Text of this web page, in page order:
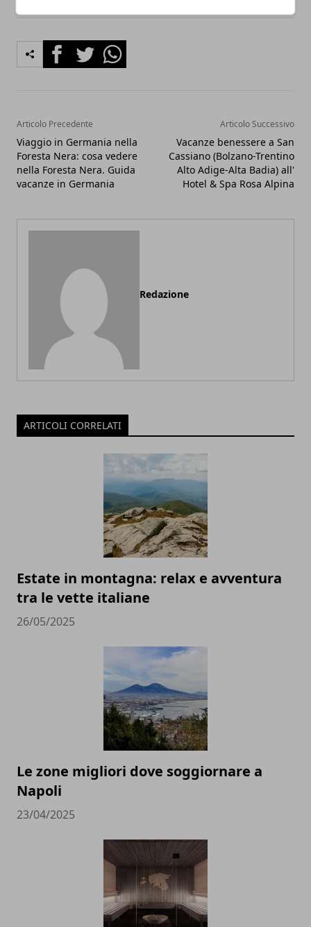
FacebookTwitterWhatsapp
Articolo Precedente
Viaggio in Germania nella
Foresta Nera: cosa vedere
nella Foresta Nera. Guida
vacanze in Germania
Articolo Successivo
Vacanze benessere a San
Cassiano (Bolzano-Trentino
Alto Adige-Alta Badia) all'
Hotel & Spa Rosa Alpina
Redazione
ARTICOLI CORRELATI
Estate in montagna: relax e avventura
tra le vette italiane
26/05/2025
Le zone migliori dove soggiornare a
Napoli
23/04/2025